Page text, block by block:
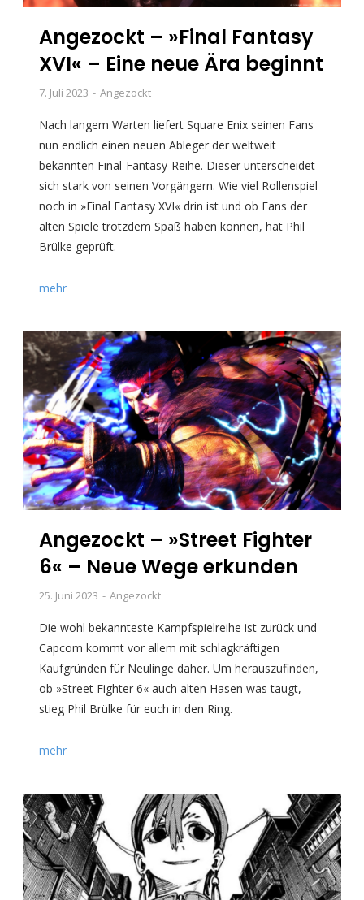
Angezockt – »Final Fantasy
XVI« – Eine neue Ära beginnt
7. Juli 2023 Angezockt
Nach langem Warten liefert Square Enix seinen Fans
nun endlich einen neuen Ableger der weltweit
bekannten Final-Fantasy-Reihe. Dieser unterscheidet
sich stark von seinen Vorgängern. Wie viel Rollenspiel
noch in »Final Fantasy XVI« drin ist und ob Fans der
alten Spiele trotzdem Spaß haben können, hat Phil
Brülke geprüft.
mehr
Angezockt – »Street Fighter
6« – Neue Wege erkunden
25. Juni 2023 Angezockt
Die wohl bekannteste Kampfspielreihe ist zurück und
Capcom kommt vor allem mit schlagkräftigen
Kaufgründen für Neulinge daher. Um herauszufinden,
ob »Street Fighter 6« auch alten Hasen was taugt,
stieg Phil Brülke für euch in den Ring.
mehr